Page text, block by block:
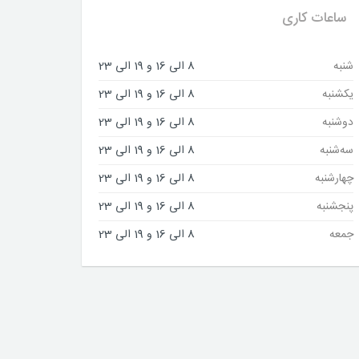
ساعات کاری
شنبه
8 الی 16 و 19 الی 23
یکشنبه
8 الی 16 و 19 الی 23
دوشنبه
8 الی 16 و 19 الی 23
سه‌شنبه
8 الی 16 و 19 الی 23
چهارشنبه
8 الی 16 و 19 الی 23
پنجشنبه
8 الی 16 و 19 الی 23
جمعه
8 الی 16 و 19 الی 23